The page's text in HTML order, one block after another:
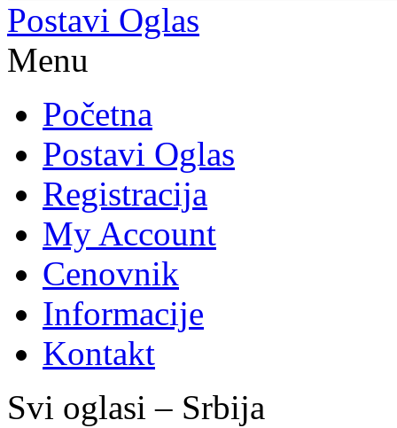
Postavi Oglas
Menu
Početna
Postavi Oglas
Registracija
My Account
Cenovnik
Informacije
Kontakt
Svi oglasi – Srbija